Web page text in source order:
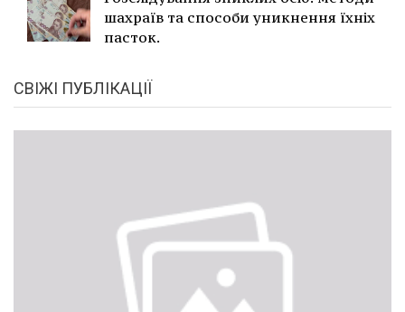
шахраїв та способи уникнення їхніх
пасток.
СВІЖІ ПУБЛІКАЦІЇ